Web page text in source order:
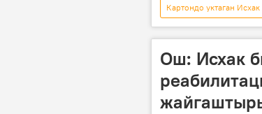
Картондо уктаган
Ош
бала
Ош: Исхак